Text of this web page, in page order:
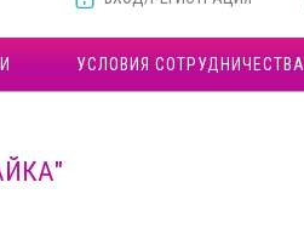
УСЛОВИЯ СОТРУДНИЧЕСТВА